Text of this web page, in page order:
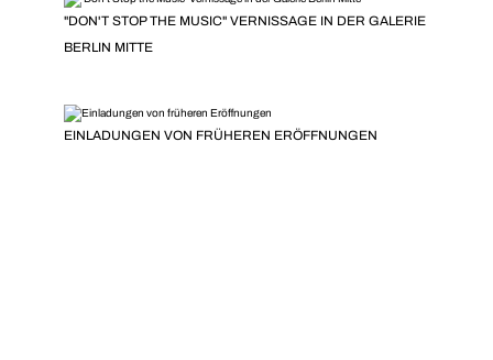
"DON'T STOP THE MUSIC" VERNISSAGE IN DER GALERIE
BERLIN MITTE
EINLADUNGEN VON FRÜHEREN ERÖFFNUNGEN